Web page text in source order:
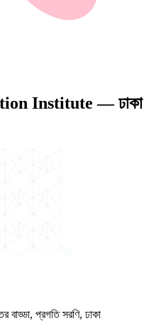
Institute — ঢাকা
প্রগতি সরণি, ঢাকা